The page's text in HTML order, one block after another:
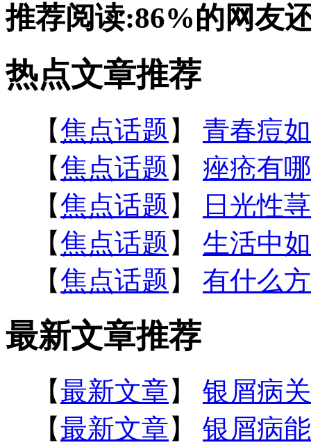
推荐阅读:86%的网友
热点文章推荐
【焦点话题 】 青春痘
【焦点话题 】 痤疮有
【焦点话题 】
日光性
【焦点话题 】 生活中
【焦点话题 】 有什么
最新文章推荐
【最新文章】 银屑病
【最新文章】 银屑病